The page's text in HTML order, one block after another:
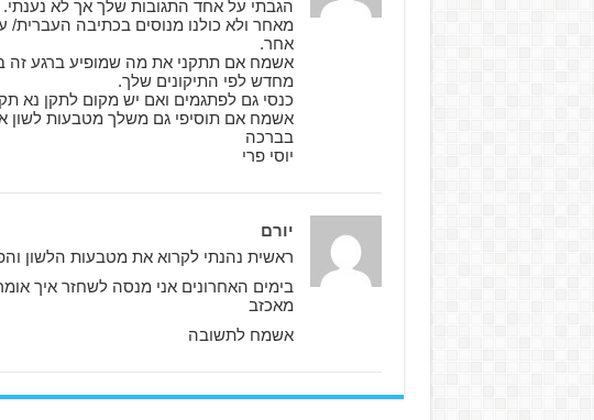
הגבתי על אחד התגובות שלך אך לא נענתי.
מאחר ולא כולנו מנוסים בכתיבה העברית/
אחר.
אשמח אם תתקני את מה שמופיע ברגע זה
מחדש לפי התיקונים שלך.
כנסי גם לפתגמים ואם יש מקום לתקן נא
אשמח אם תוסיפי גם משלך מטבעות לשון
בברכה
יוסי פרי
יורם
ראשית נהנתי לקרוא את מטבעות הלשון
בימים האחרונים אני מנסה לשחזר איך
מאכזב
אשמח לתשובה